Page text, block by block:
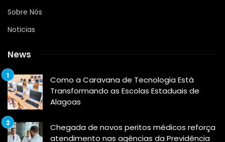
Sobre Nós
Noticias
News
Como a Caravana de Tecnologia Está
Transformando as Escolas Estaduais de
Alagoas
Chegada de novos peritos médicos reforça
atendimento nas agências da Previdência